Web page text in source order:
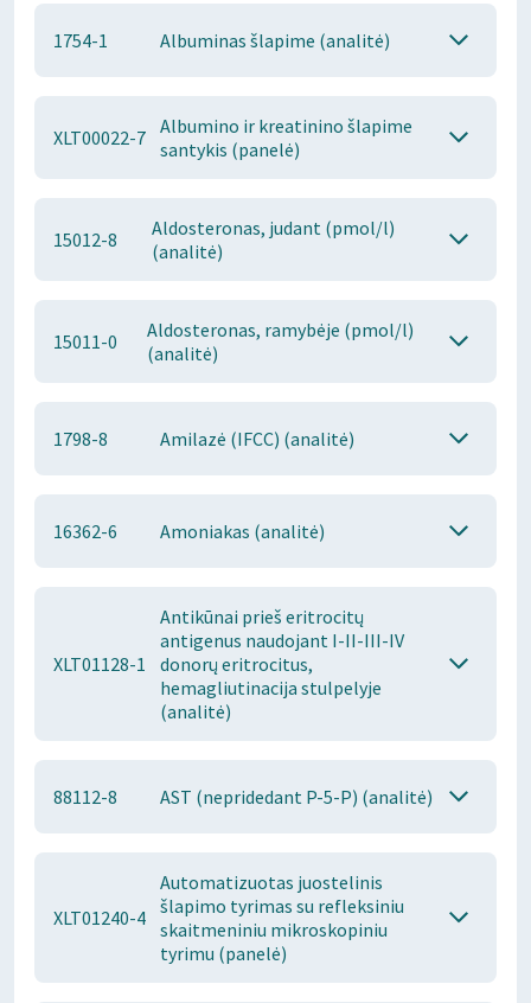
1754-1 Albuminas šlapime (analitė)
XLT00022-7 Albumino ir kreatinino šlapime
santykis (panelė)
15012-8
Aldosteronas, judant (pmol/l)
(analitė)
15011-0
Aldosteronas, ramybėje (pmol/l)
(analitė)
1798-8 Amilazė (IFCC) (analitė)
16362-6 Amoniakas (analitė)
XLT01128-1
Antikūnai prieš eritrocitų
antigenus naudojant I-II-III-IV
donorų eritrocitus,
hemagliutinacija stulpelyje
(analitė)
88112-8 AST (nepridedant P-5-P) (analitė)
XLT01240-4
Automatizuotas juostelinis
šlapimo tyrimas su refleksiniu
skaitmeniniu mikroskopiniu
tyrimu (panelė)